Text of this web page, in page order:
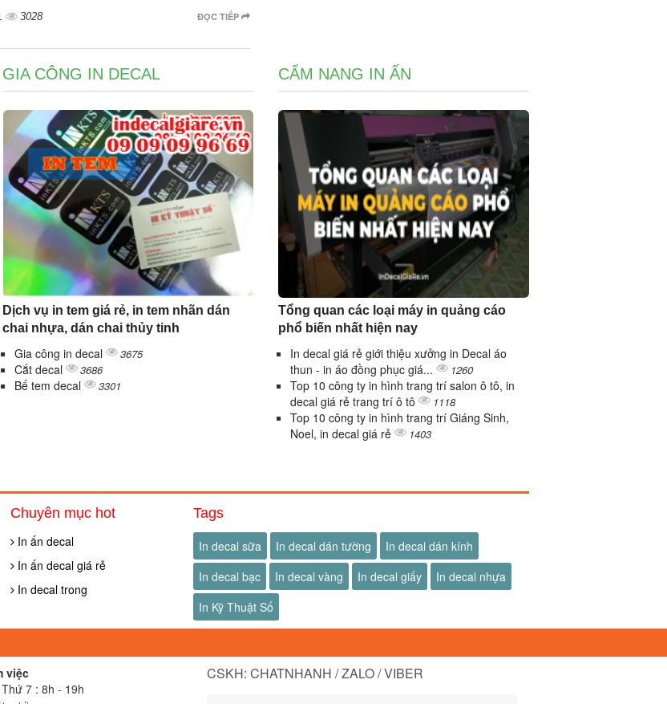
ĐỌC TIẾP
3028
GIA CÔNG IN DECAL
Dịch vụ in tem giá rẻ, in tem nhãn dán
chai nhựa, dán chai thủy tinh
Gia công in decal 3675
Cắt decal 3686
Bế tem decal 3301
CẨM NANG IN ẤN
Tổng quan các loại máy in quảng cáo
phổ biến nhất hiện nay
In decal giá rẻ giới thiệu xưởng in Decal áo
thun - in áo đồng phục giá...
1260
Top 10 công ty in hình trang trí salon ô tô, in
decal giá rẻ trang trí ô tô
1118
Top 10 công ty in hình trang trí Giáng Sinh,
Noel, in decal giá rẻ
1403
Chuyên mục hot
In ấn decal
In ấn decal giá rẻ
In decal trong
Tags
In decal sữa In decal dán tường
In decal dán kính
In decal bạc
In decal vàng In decal giấy
In decal nhựa
In Kỹ Thuật Số
việc
7 : 8h - 19h
CSKH: CHATNHANH / ZALO / VIBER